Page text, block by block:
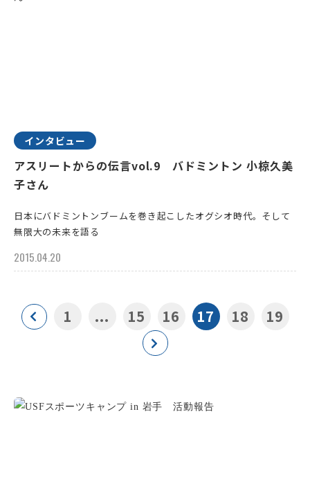
インタビュー
アスリートからの伝言vol.9 バドミントン 小椋久美
子さん
日本にバドミントンブームを巻き起こしたオグシオ時代。そして
無限大の未来を語る
2015.04.20
1 ... 15 16 17 18 19